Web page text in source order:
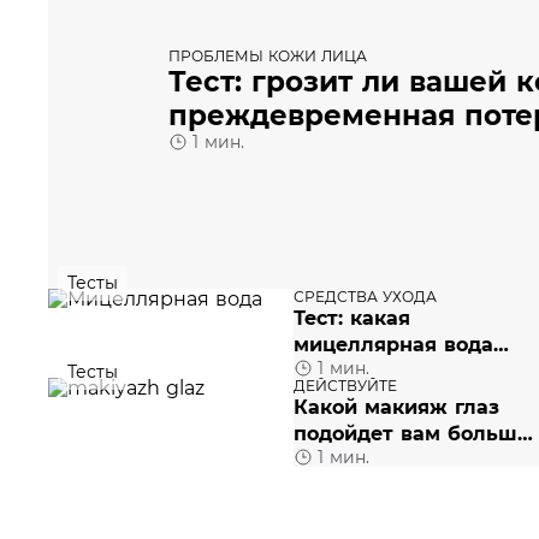
ПРОБЛЕМЫ КОЖИ ЛИЦА
Тест: грозит ли вашей
преждевременная
1 мин.
Тесты
СРЕДСТВА УХОДА
Тест: какая
мицеллярная вода
вам подходит
1 мин.
Тесты
ДЕЙСТВУЙТЕ
Какой макияж глаз
подойдет вам больше
всего?
1 мин.